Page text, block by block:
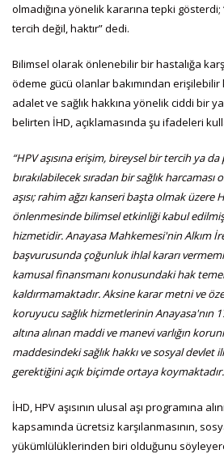
olmadığına yönelik kararına tepki gösterdi;
tercih değil, haktır” dedi.
Bilimsel olarak önlenebilir bir hastalığa
ödeme gücü olanlar bakımından erişilebilir
adalet ve sağlık hakkına yönelik ciddi bir
belirten İHD, açıklamasında şu ifadeleri
“HPV aşısına erişim, bireysel bir tercih ya
bırakılabilecek sıradan bir sağlık
aşısı; rahim ağzı kanseri başta olmak üzere
önlenmesinde bilimsel etkinliği kabul
hizmetidir. Anayasa Mahkemesi'nin Alkım
başvurusunda çoğunluk ihlal kararı vermemiş
kamusal finansmanı konusundaki hak
kaldırmamaktadır. Aksine karar metni ve
koruyucu sağlık hizmetlerinin Anayasa'nın
altına alınan maddi ve manevi varlığın
maddesindeki sağlık hakkı ve sosyal devlet
gerektiğini açık biçimde ortaya
İHD, HPV aşısının ulusal aşı programına
kapsamında ücretsiz karşılanmasının,
yükümlülüklerinden biri olduğunu